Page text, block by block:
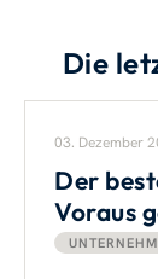
Die
03. Dezember
Der
Voraus